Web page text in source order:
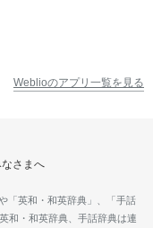
Weblioのアプリ一覧を見る
さまへ
「英和・和英辞典」、「手話
和・和英辞典、手話辞典は連